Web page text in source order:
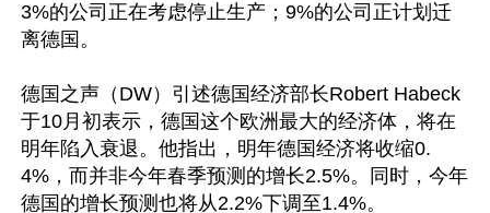
3%的公司正在考虑停止生产；9%的公司正计划迁
离德国。
德国之声（DW）引述德国经济部长Robert Habeck
于10月初表示，德国这个欧洲最大的经济体，将在
明年陷入衰退。他指出，明年德国经济将收缩0.
4%，而并非今年春季预测的增长2.5%。同时，今年
德国的增长预测也将从2.2%下调至1.4%。